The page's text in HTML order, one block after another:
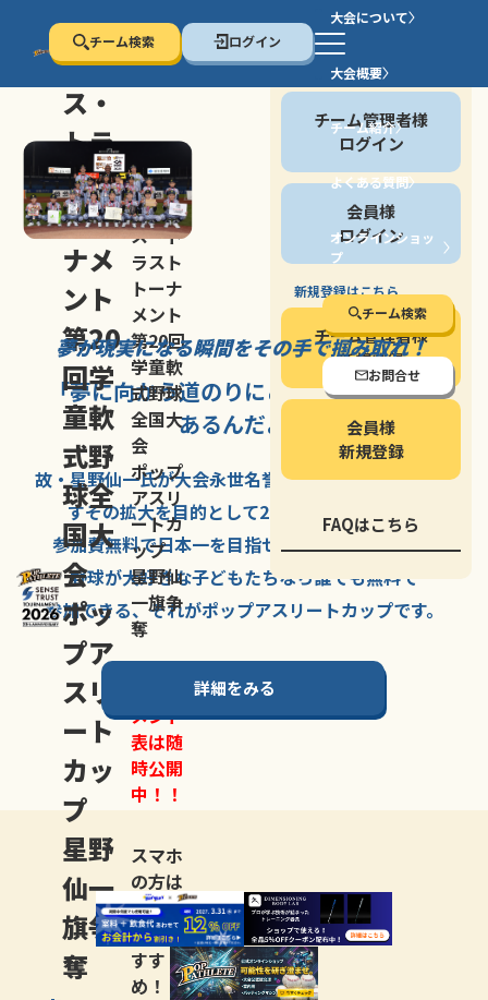
チーム検索 ログイン
大会について
大会概要
チーム紹介
よくある質問
オンラインショッ
プ
チーム検索
お問合せ
停止する
セン
ス・
トラ
スト
トー
ナメ
ント
第20
回学
童軟
式野
球全
国大
会
ポッ
プア
スリ
ート
カッ
プ
星野
仙一
旗争
奪
セン
ス・ト
ラスト
トーナ
メント
第20回
学童軟
式野球
全国大
会
ポップ
アスリ
ートカ
ップ
星野仙
一旗争
奪
メント
表は随
時公開
中！！
スマホ
の方は
LINE登
録がお
すす
め！
会員の方
チーム管理者様
ログイン
会員様
ログイン
新規登録はこちら
チーム管理者様
新規登録
会員様
新規登録
FAQはこちら
夢が現実になる瞬間をその手で掴み取れ！
「夢に向かう道のりにこそ大きな意味が
あるんだよ」
故・星野仙一氏が大会永世名誉会長を務める、野球の
すその拡大を目的として2007年に
参加費無料で日本一を目指せる唯一の野球大会。
野球が大好きな子どもたちなら誰でも無料で
参加できる、それがポップアスリートカップです。
詳細をみる